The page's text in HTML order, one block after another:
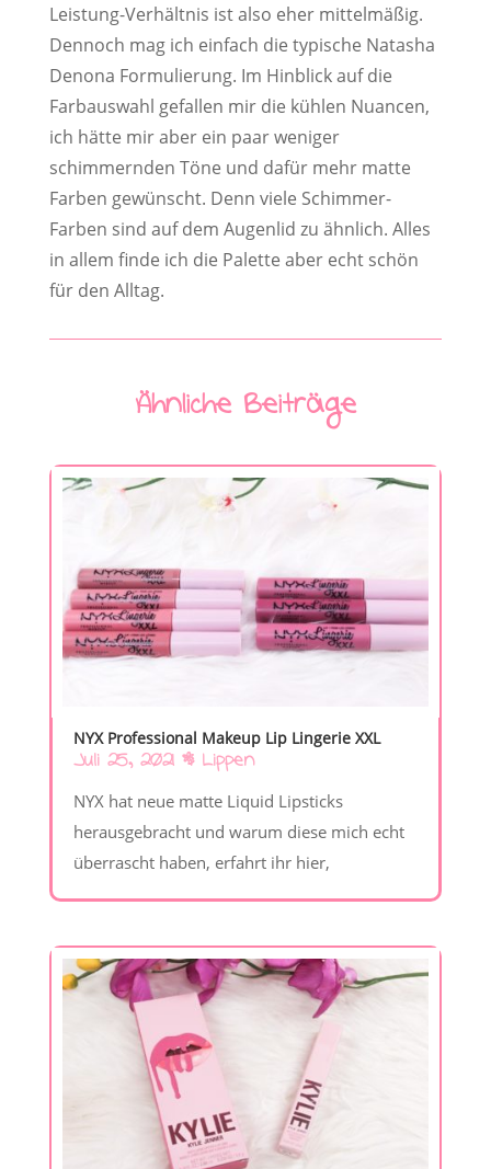
Leistung-Verhältnis ist also eher mittelmäßig.
Dennoch mag ich einfach die typische Natasha
Denona Formulierung. Im Hinblick auf die
Farbauswahl gefallen mir die kühlen Nuancen,
ich hätte mir aber ein paar weniger
schimmernden Töne und dafür mehr matte
Farben gewünscht. Denn viele Schimmer-
Farben sind auf dem Augenlid zu ähnlich. Alles
in allem finde ich die Palette aber echt schön
für den Alltag.
Ähnliche Beiträge
NYX Professional Makeup Lip Lingerie XXL
Juli 25, 2021| Lippen
NYX hat neue matte Liquid Lipsticks
herausgebracht und warum diese mich echt
überrascht haben, erfahrt ihr hier,